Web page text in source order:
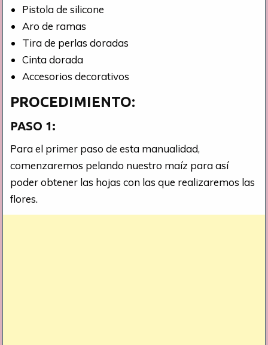
Pistola de silicone
Aro de ramas
Tira de perlas doradas
Cinta dorada
Accesorios decorativos
PROCEDIMIENTO:
PASO 1:
Para el primer paso de esta manualidad,
comenzaremos pelando nuestro maíz para así
poder obtener las hojas con las que realizaremos las
flores.